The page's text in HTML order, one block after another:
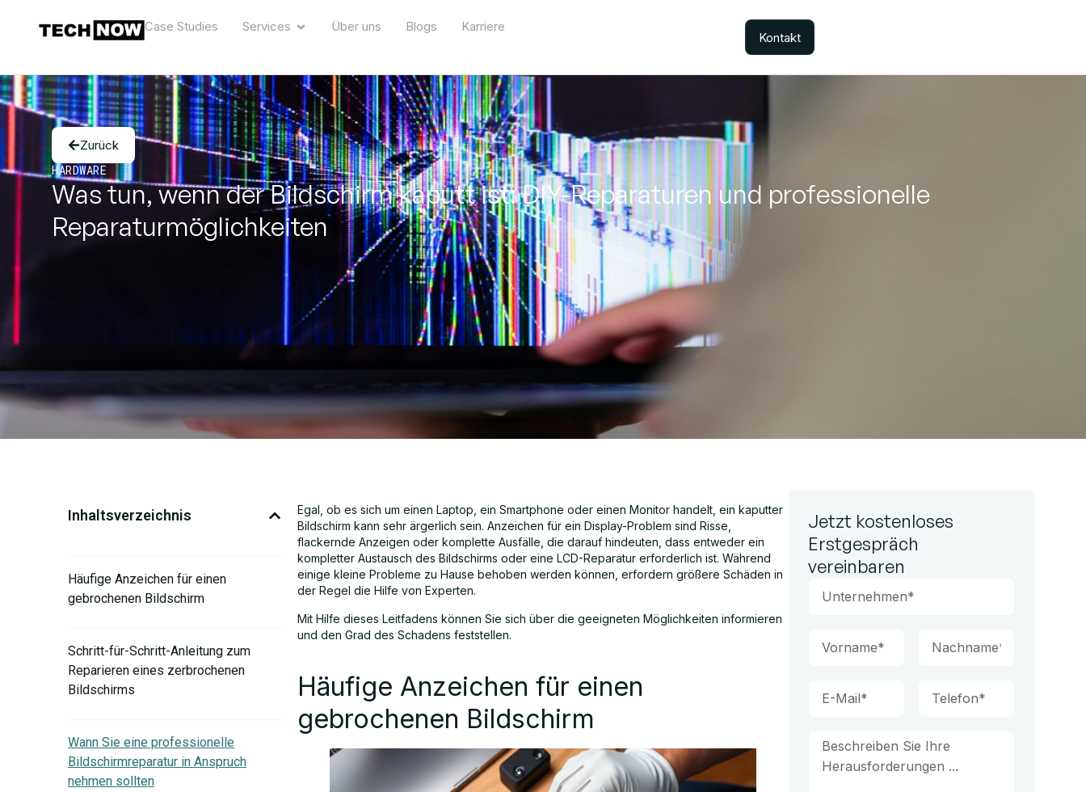
Case Studies Services Über uns Blogs Karriere
Kontakt
Zurück
HARDWARE
Was tun, wenn der Bildschirm kaputt ist: DIY-Reparaturen und professionelle
Reparaturmöglichkeiten
Inhaltsverzeichnis
Häufige Anzeichen für einen
gebrochenen Bildschirm
Schritt-für-Schritt-Anleitung zum
Reparieren eines zerbrochenen
Bildschirms
Wann Sie eine professionelle
Bildschirmreparatur in Anspruch
nehmen sollten
Egal, ob es sich um einen Laptop, ein Smartphone oder einen Monitor handelt, ein kaputter
Bildschirm kann sehr ärgerlich sein. Anzeichen für ein Display-Problem sind Risse,
flackernde Anzeigen oder komplette Ausfälle, die darauf hindeuten, dass entweder ein
kompletter Austausch des Bildschirms oder eine LCD-Reparatur erforderlich ist. Während
einige kleine Probleme zu Hause behoben werden können, erfordern größere Schäden in
der Regel die Hilfe von Experten.
Mit Hilfe dieses Leitfadens können Sie sich über die geeigneten Möglichkeiten informieren
und den Grad des Schadens feststellen.
Häufige Anzeichen für einen
gebrochenen Bildschirm
Jetzt kostenloses
Erstgespräch
vereinbaren